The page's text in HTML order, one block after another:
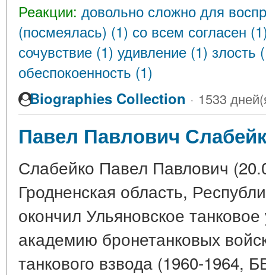
Реакции: довольно сложно для
(посмеялась) (1) со всем согласен
сочувствие (1) удивление (1) злость
обеспокоенность (1)
Biographies Collection · 1533
Павел Павлович
Слабейко Павел Павлович
Гродненская область,
окончил Ульяновское
академию бронетанковых
танкового взвода (1960-1964,